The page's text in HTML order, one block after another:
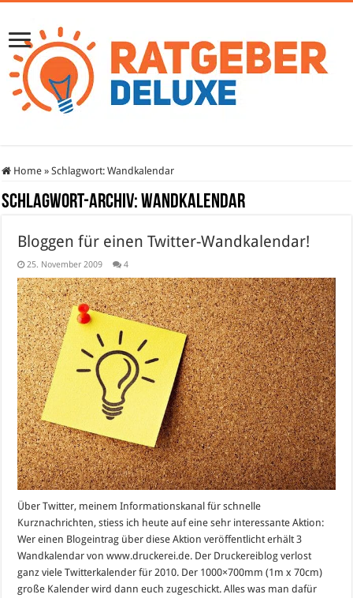
Home » Schlagwort:Wandkalendar
Schlagwort-Archiv:Wandkalendar
Bloggen für einen Twitter-Wandkalendar!
25. November 2009 4
Über Twitter, meinem Informationskanal für schnelle
Kurznachrichten, stiess ich heute auf eine sehr interessante Aktion:
Wer einen Blogeintrag über diese Aktion veröffentlicht erhält 3
Wandkalendar von www.druckerei.de. Der Druckereiblog verlost
ganz viele Twitterkalender für 2010. Der 1000×700mm (1m x 70cm)
große Kalender wird dann euch zugeschickt. Alles was man dafür